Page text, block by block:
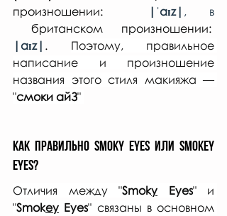
произношении:
|ˈaɪz|
|aɪz| . Поэтому, правильное
написание и произношение
названия этого стиля макияжа —
"смоки айЗ"
Как правильно Smoky Eyes или Smokey
Eyes?
Отличия между "Smoky Eyes" и
"Smokey Eyes" связаны в основном